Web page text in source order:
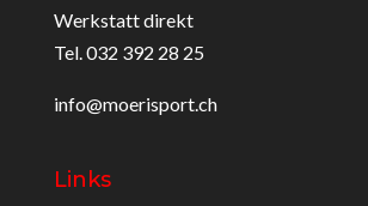
Werkstatt direkt
Tel. 032 392 28 25
info@moerisport.ch
Links